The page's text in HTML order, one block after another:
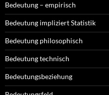
Bedeutung – empirisch
Bedeutung impliziert Statistik
Bedeutung philosophisch
Bedeutung technisch
Bedeutungsbeziehung